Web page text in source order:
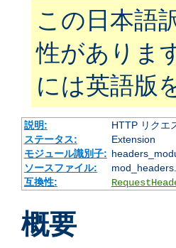
この日本語
性がありま
には英語版
説明:
HTTP リクエ
ステータス:
Extension
モジュール識別子:
ソースファイル:
互換性:
概要